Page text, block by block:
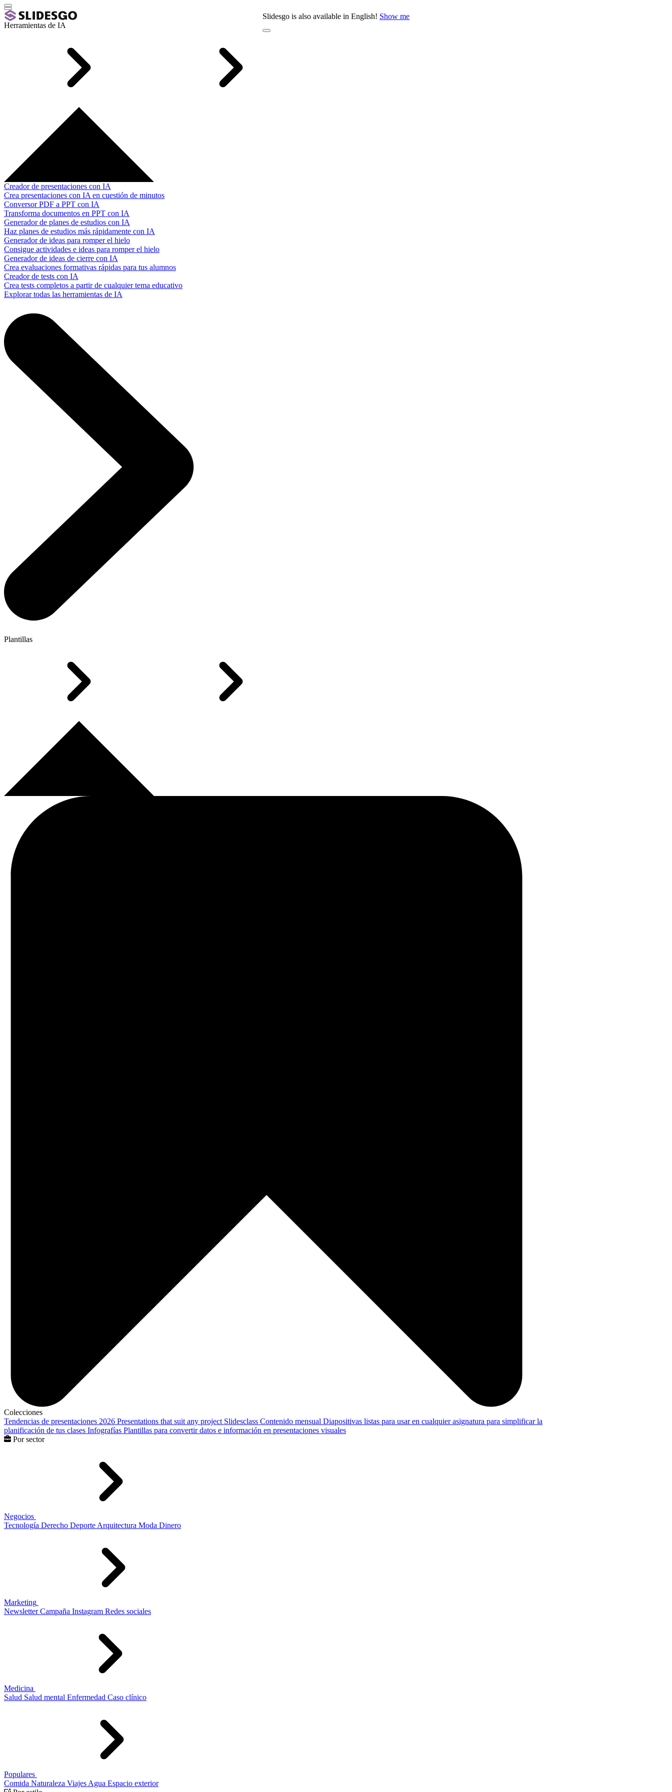
Slidesgo is also available in English! Show me
Herramientas de IA
Creador de presentaciones con IA
Crea presentaciones con IA en cuestión de minutos
Conversor PDF a PPT con IA
Transforma documentos en PPT con IA
Generador de planes de estudios con IA
Haz planes de estudios más rápidamente con IA
Generador de ideas para romper el hielo
Consigue actividades e ideas para romper el hielo
Generador de ideas de cierre con IA
Crea evaluaciones formativas rápidas para tus alumnos
Creador de tests con IA
Crea tests completos a partir de cualquier tema educativo
Explorar todas las herramientas de IA
Plantillas
Colecciones
Tendencias de presentaciones 2026 Presentations that suit any project Slidesclass Contenido mensual Diapositivas listas para usar en cualquier asignatura para simplificar la
planificación de tus clases Infografías Plantillas para convertir datos e información en presentaciones visuales
Por sector
Negocios
Tecnología Derecho Deporte Arquitectura Moda Dinero
Marketing
Newsletter Campaña Instagram Redes sociales
Medicina
Salud Salud mental Enfermedad Caso clínico
Populares
Comida Naturaleza Viajes Agua Espacio exterior